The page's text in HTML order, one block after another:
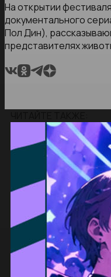
На открытии
документального
Пол Дин),
представителях